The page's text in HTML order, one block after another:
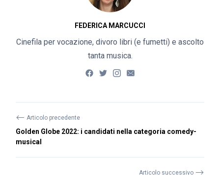
FEDERICA MARCUCCI
Cinefila per vocazione, divoro libri (e fumetti) e ascolto
tanta musica.
⟵ Articolo precedente
Golden Globe 2022: i candidati nella categoria comedy-
musical
Articolo successivo ⟶